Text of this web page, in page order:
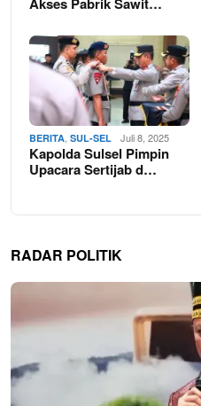
BERITA SUL-SEL Juli 8, 2025
Kapolda Sulsel Pimpin
Upacara Sertijab d…
RADAR POLITIK